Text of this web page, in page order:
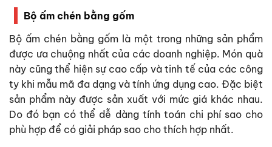
Bộ ấm chén bằng gốm
Bộ ấm chén bằng gốm là một trong những sản phẩm
được ưa chuộng nhất của các doanh nghiệp. Món quà
này cũng thể hiện sự cao cấp và tinh tế của các công
ty khi mẫu mã đa dạng và tính ứng dụng cao. Đặc biệt
sản phẩm này được sản xuất với mức giá khác nhau.
Do đó bạn có thể dễ dàng tính toán chi phí sao cho
phù hợp để có giải pháp sao cho thích hợp nhất.